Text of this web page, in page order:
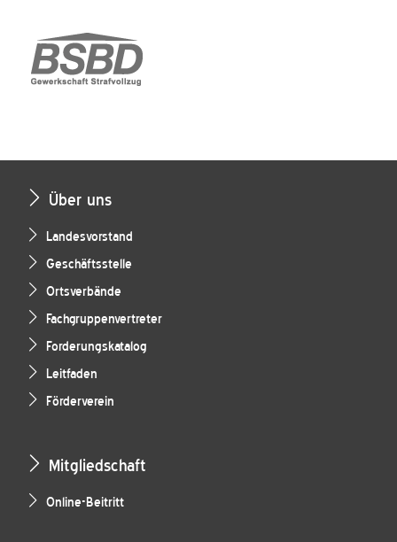
Über uns
Landesvorstand
Geschäftsstelle
Ortsverbände
Fachgruppenvertreter
Forderungskatalog
Leitfaden
Förderverein
Mitgliedschaft
Online-Beitritt